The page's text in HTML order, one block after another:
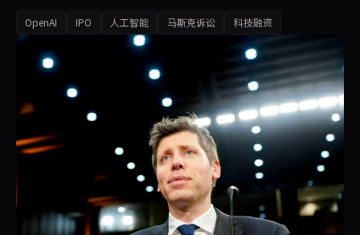
OpenAI IPO 人工智能 马斯克诉讼 科技融资